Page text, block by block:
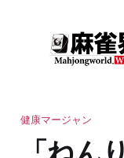
健康マージャン